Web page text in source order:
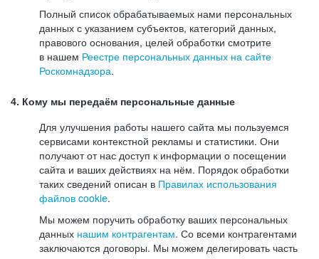
Полный список обрабатываемых нами персональных
данных с указанием субъектов, категорий данных,
правового основания, целей обработки смотрите
в нашем Реестре персональных данных на сайте
Роскомнадзора.
4. Кому мы передаём персональные данные
Для улучшения работы нашего сайта мы пользуемся
сервисами контекстной рекламы и статистики. Они
получают от нас доступ к информации о посещении
сайта и ваших действиях на нём. Порядок обработки
таких сведений описан в Правилах использования
файлов cookie.
Мы можем поручить обработку ваших персональных
данных нашим контрагентам. Со всеми контрагентами
заключаются договоры. Мы можем делегировать часть